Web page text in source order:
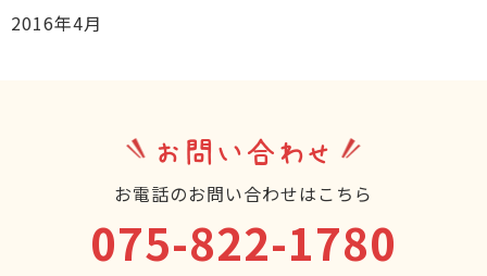
2016年4月
お問い合わせ
お電話のお問い合わせはこちら
075-822-1780